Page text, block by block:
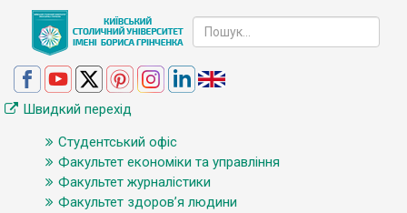
Швидкий перехід
Студентський офіс
Факультет економіки та управління
Факультет журналістики
Факультет здоров’я людини